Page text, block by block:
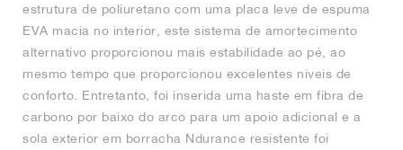
estrutura de poliuretano com uma placa leve de espuma
EVA macia no interior, este sistema de amortecimento
alternativo proporcionou mais estabilidade ao pé, ao
mesmo tempo que proporcionou excelentes níveis de
conforto. Entretanto, foi inserida uma haste em fibra de
carbono por baixo do arco para um apoio adicional e a
sola exterior em borracha Ndurance resistente foi